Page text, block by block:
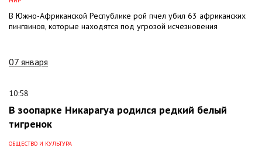
В Южно-Африканской Республике рой пчел убил 63 африканских
пингвинов, которые находятся под угрозой исчезновения
07 января
10:58
В зоопарке Никарагуа родился редкий белый
тигренок
ОБЩЕСТВО И КУЛЬТУРА